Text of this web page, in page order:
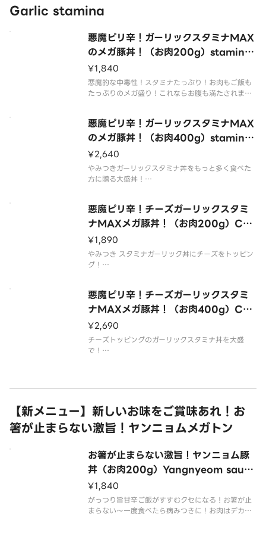
Garlic stamina
悪魔ピリ辛！ガーリックスタミナMAX
のメガ豚丼！（お肉200g）stamina
sauce pork bowl（200g of mea
t）
¥1,840
悪魔的な中毒性！スタミナたっぷり！お肉もご飯も
たっぷりのメガ盛り！これならお腹も満たされます
悪魔ピリ辛！ガーリックスタミナMAX
のメガ豚丼！（お肉400g）stamina
sauce pork bowl（400g of mea
t）
¥2,640
やみつきガーリックスタミナ丼をもっと多く食べた
方に贈る大盛丼！
悪魔ピリ辛！チーズガーリックスタミ
ナMAXメガ豚丼！（お肉200g）Che
ese stamina sauce pork bowl（2
00g of meat）
¥1,890
やみつき スタミナガーリック丼にチーズをトッピン
グ！
悪魔ピリ辛！チーズガーリックスタミ
ナMAXメガ豚丼！（お肉400g）Che
ese stamina sauce pork bowl（4
00g of meat）
¥2,690
チーズトッピングのガーリックスタミナ丼を大盛
で！
【新メニュー】新しいお味をご賞味あれ！お
箸が止まらない激旨！ヤンニョムメガトン
お箸が止まらない激旨！ヤンニョム豚
丼（お肉200g）Yangnyeom sauce
pork bowl （200g of meat）
¥1,840
がっつり旨甘辛ご飯がすすむクセになる！お箸が止
まらない～一度食べたら病みつきに！お肉はデカ盛